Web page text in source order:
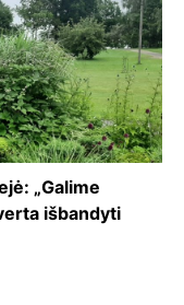
„Galime
išbandyti